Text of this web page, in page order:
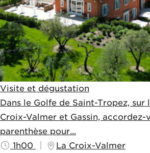
Visite et dégustation
Dans le Golfe de Saint-Tropez, sur
Croix-Valmer et Gassin, accordez-
parenthèse pour...
1h00
La Croix-Valmer